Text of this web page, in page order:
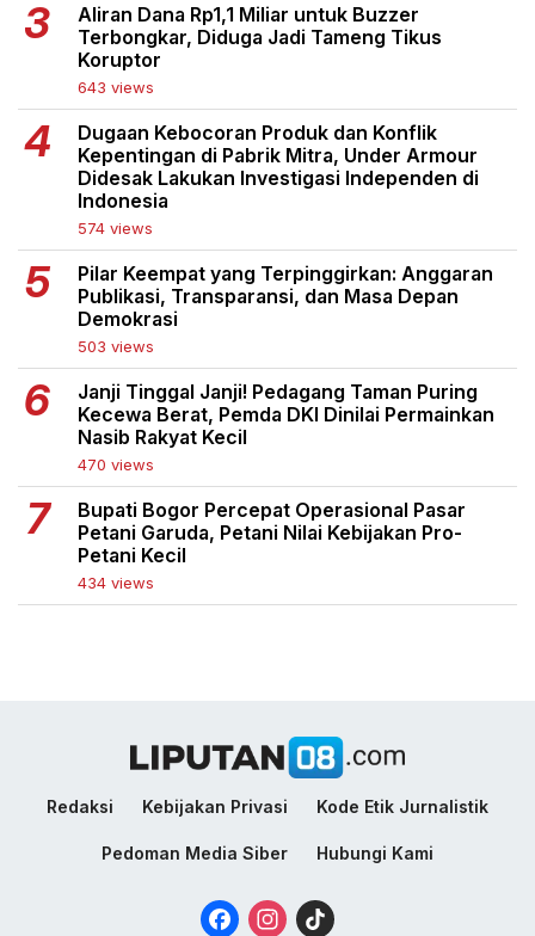
Aliran Dana Rp1,1 Miliar untuk Buzzer
Terbongkar, Diduga Jadi Tameng Tikus
Koruptor
643 views
Dugaan Kebocoran Produk dan Konflik
Kepentingan di Pabrik Mitra, Under Armour
Didesak Lakukan Investigasi Independen di
Indonesia
574 views
Pilar Keempat yang Terpinggirkan: Anggaran
Publikasi, Transparansi, dan Masa Depan
Demokrasi
503 views
Janji Tinggal Janji! Pedagang Taman Puring
Kecewa Berat, Pemda DKI Dinilai Permainkan
Nasib Rakyat Kecil
470 views
Bupati Bogor Percepat Operasional Pasar
Petani Garuda, Petani Nilai Kebijakan Pro-
Petani Kecil
434 views
Redaksi Kebijakan Privasi Kode Etik Jurnalistik
Pedoman Media Siber Hubungi Kami
FacebookInstagram